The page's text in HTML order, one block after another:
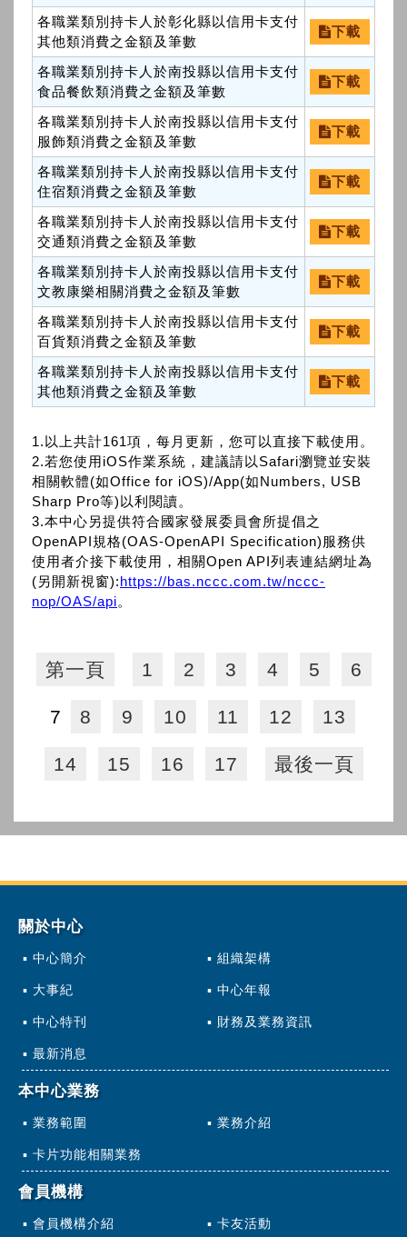
各職業類別持卡人於彰化縣以信用卡支付
其他類消費之金額及筆數
下載
各職業類別持卡人於南投縣以信用卡支付
食品餐飲類消費之金額及筆數
下載
各職業類別持卡人於南投縣以信用卡支付
服飾類消費之金額及筆數
下載
各職業類別持卡人於南投縣以信用卡支付
住宿類消費之金額及筆數
下載
各職業類別持卡人於南投縣以信用卡支付
交通類消費之金額及筆數
下載
各職業類別持卡人於南投縣以信用卡支付
文教康樂相關消費之金額及筆數
下載
各職業類別持卡人於南投縣以信用卡支付
百貨類消費之金額及筆數
下載
各職業類別持卡人於南投縣以信用卡支付
其他類消費之金額及筆數
下載
1.以上共計161項，每月更新，您可以直接下載使用。
2.若您使用iOS作業系統，建議請以Safari瀏覽並安裝
相關軟體(如Office for iOS)/App(如Numbers, USB
Sharp Pro等)以利閱讀。
3.本中心另提供符合國家發展委員會所提倡之
OpenAPI規格(OAS-OpenAPI Specification)服務供
使用者介接下載使用，相關Open API列表連結網址為
(另開新視窗):https://bas.nccc.com.tw/nccc-
nop/OAS/api。
第一頁 1 2 3 4 5 6
7 8 9 10 11 12 13
14 15 16 17 最後一頁
關於中心
中心簡介 組織架構
大事紀 中心年報
中心特刊 財務及業務資訊
最新消息
本中心業務
業務範圍 業務介紹
卡片功能相關業務
會員機構
會員機構介紹 卡友活動